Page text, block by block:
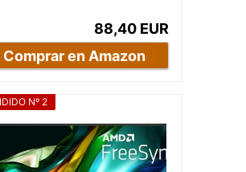
88,40 EUR
Comprar en Amazon
Nº 2